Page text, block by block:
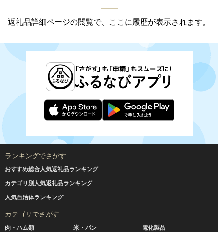
返礼品詳細ページの閲覧で、ここに履歴が表示されます。
ランキングでさがす
おすすめ総合人気返礼品ランキング
カテゴリ別人気返礼品ランキング
人気自治体ランキング
カテゴリでさがす
肉・ハム類 米・パン
電化製品